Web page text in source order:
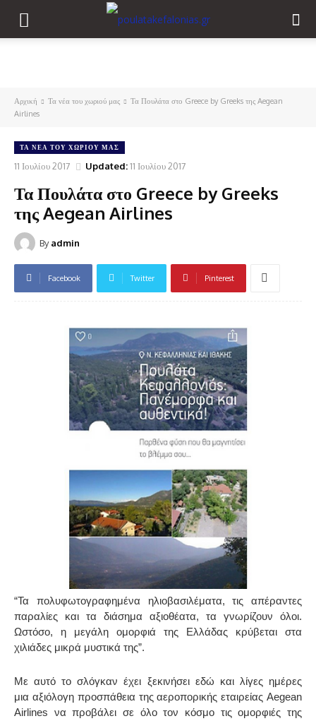
Αρχική Τα νέα του χωριού μας
Τα Πουλάτα στο Greece by Greeks της Aegean
Airlines
ΤΑ ΝΈΑ ΤΟΥ ΧΩΡΙΟΎ ΜΑΣ
11 Ιουλίου 2017 Updated:11 Ιουλίου 2017
Τα Πουλάτα στο Greece by Greeks
της Aegean Airlines
By admin
Facebook Twitter Pinterest
“Τα πολυφωτογραφημένα ηλιοβασιλέματα, τις απέραντες
παραλίες και τα διάσημα αξιοθέατα, τα γνωρίζουν όλοι.
Ωστόσο, η μεγάλη ομορφιά της Ελλάδας κρύβεται στα
χιλιάδες μικρά μυστικά της”.
Με αυτό το σλόγκαν έχει ξεκινήσει εδώ και λίγες ημέρες
μια αξιόλογη προσπάθεια της αεροπορικής εταιρείας Aegean
Airlines να προβάλει σε όλο τον κόσμο τις ομορφιές της